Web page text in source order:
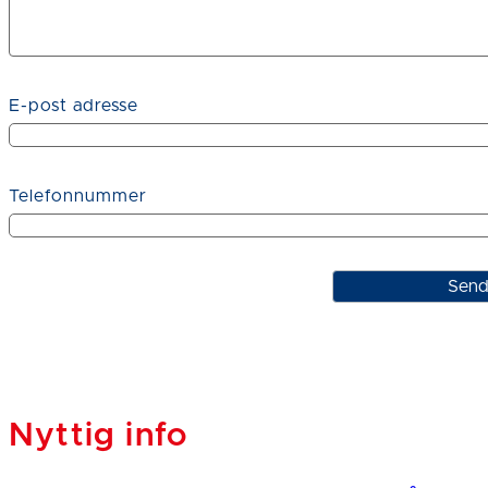
E-post adresse
Telefonnummer
Nyttig info